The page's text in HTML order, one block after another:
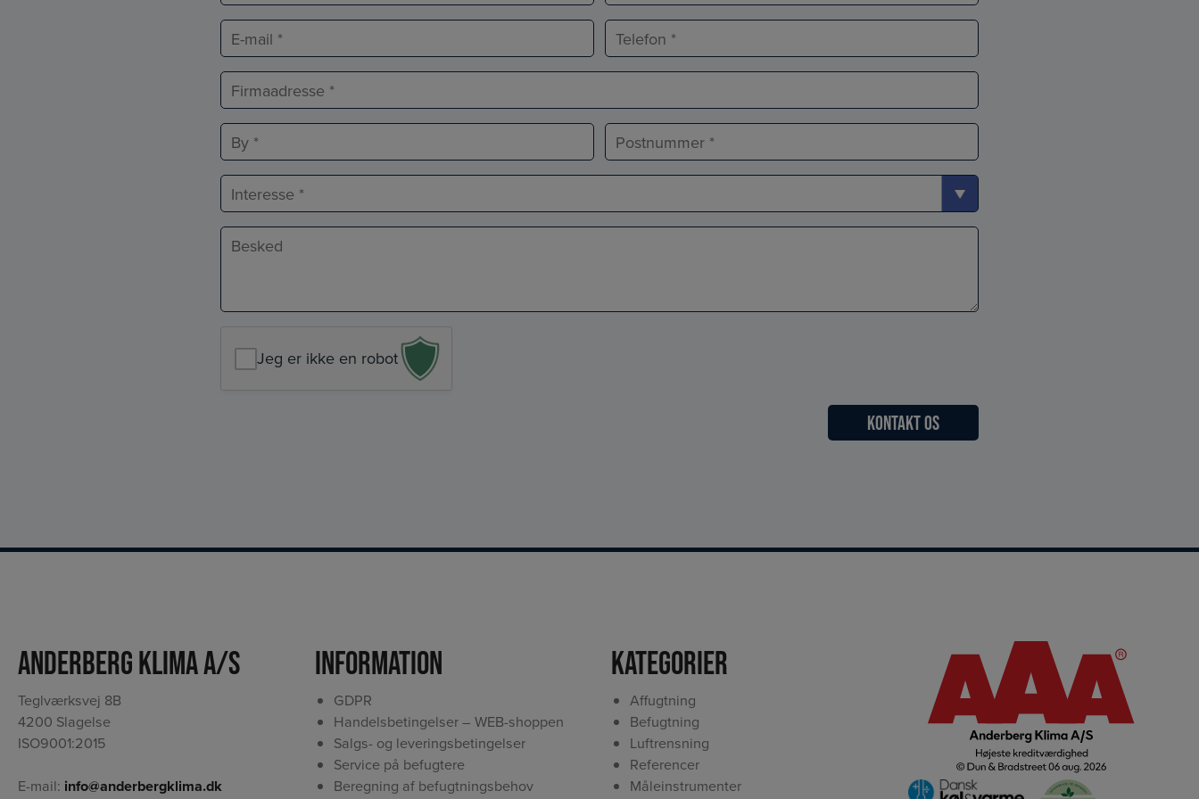
E-
mail
*
Telefon
*
Adresse
*
Adresselinje
By Postnr.
Interesse
Besked
Jeg er ikke en robot
Anderberg Klima A/S
Teglværksvej 8B
4200 Slagelse
ISO9001:2015
E-mail: info@anderbergklima.dk
Information
GDPR
Handelsbetingelser – WEB-shoppen
Salgs- og leveringsbetingelser
Service på befugtere
Beregning af befugtningsbehov
Kategorier
Affugtning
Befugtning
Luftrensning
Referencer
Måleinstrumenter